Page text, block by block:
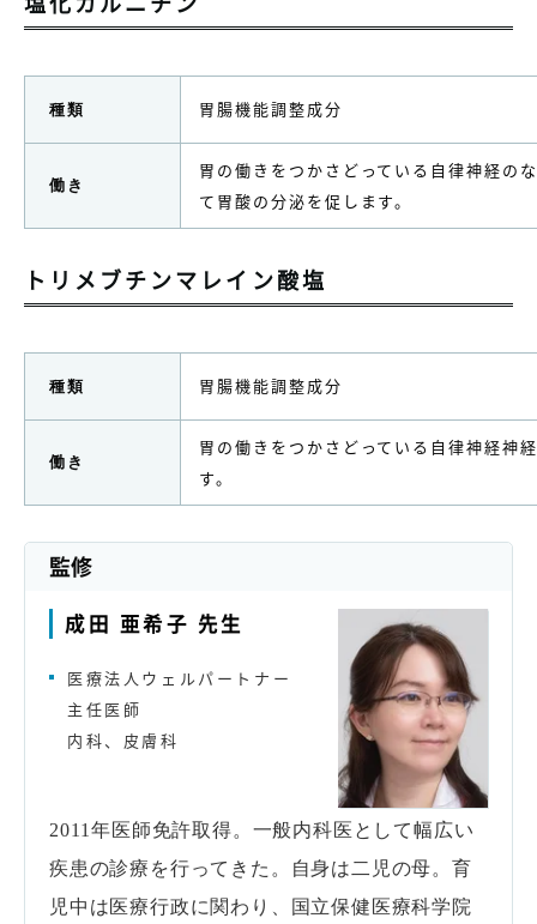
種類 胃腸機能調整成分
働き
胃の働きをつかさどっている自律神経の
て胃酸の分泌を促します。
トリメブチンマレイン酸塩
種類 胃腸機能調整成分
働き
胃の働きをつかさどっている自律神経神
す。
監修
成田 亜希子 先生
医療法人ウェルパートナー
主任医師
内科、皮膚科
2011年医師免許取得。一般内科医として幅広い
疾患の診療を行ってきた。自身は二児の母。育
児中は医療行政に関わり、国立保健医療科学院